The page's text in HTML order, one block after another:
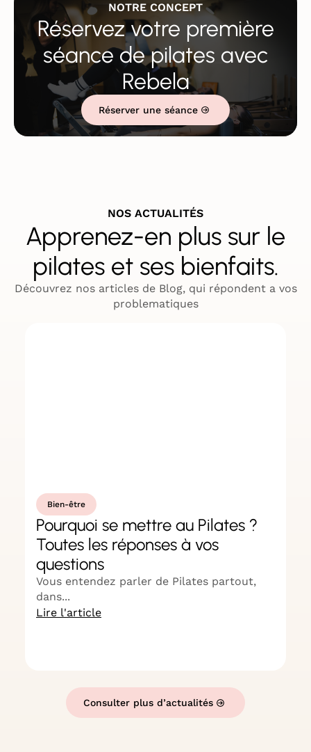
NOTRE CONCEPT
Réservez votre première
séance de pilates avec
Rebela
Réserver une séance
NOS ACTUALITÉS
Apprenez-en plus sur le
pilates et ses bienfaits.
Découvrez nos articles de Blog, qui répondent a vos
problematiques
Bien-être
Pourquoi se mettre au Pilates ?
Toutes les réponses à vos
questions
Vous entendez parler de Pilates partout,
dans...
Lire l'article
Consulter plus d’actualités